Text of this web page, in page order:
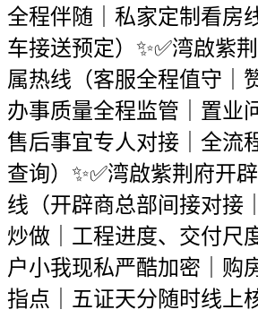
全程伴随｜私家定制看房
车接送预定）✨✅湾啟紫
属热线（客服全程值守｜
办事质量全程监管｜置业
售后事宜专人对接｜全流
查询）✨✅湾啟紫荆府开
线（开辟商总部间接对接
炒做｜工程进度、交付尺
户小我现私严酷加密｜购
指点｜五证天分随时线上